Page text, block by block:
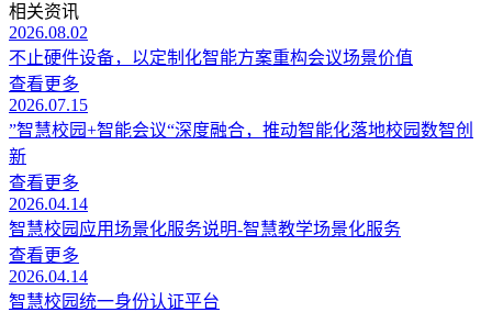
相关资讯
2026.08.02
不止硬件设备，以定制化智能方案重构会议场景价值
查看更多
2026.07.15
”智慧校园+智能会议“深度融合，推动智能化落地校园数智创
新
查看更多
2026.04.14
智慧校园应用场景化服务说明-智慧教学场景化服务
查看更多
2026.04.14
智慧校园统一身份认证平台